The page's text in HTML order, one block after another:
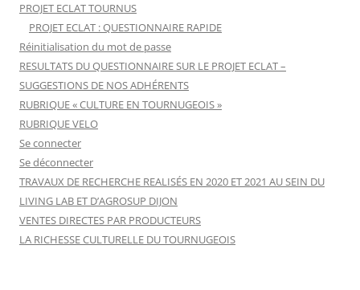
PROJET ECLAT TOURNUS
PROJET ECLAT : QUESTIONNAIRE RAPIDE
Réinitialisation du mot de passe
RESULTATS DU QUESTIONNAIRE SUR LE PROJET ECLAT –
SUGGESTIONS DE NOS ADHÉRENTS
RUBRIQUE « CULTURE EN TOURNUGEOIS »
RUBRIQUE VELO
Se connecter
Se déconnecter
TRAVAUX DE RECHERCHE REALISÉS EN 2020 ET 2021 AU SEIN DU
LIVING LAB ET D’AGROSUP DIJON
VENTES DIRECTES PAR PRODUCTEURS
LA RICHESSE CULTURELLE DU TOURNUGEOIS